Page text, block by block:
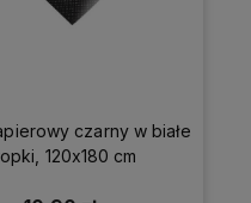
czarny w białe
120x180 cm